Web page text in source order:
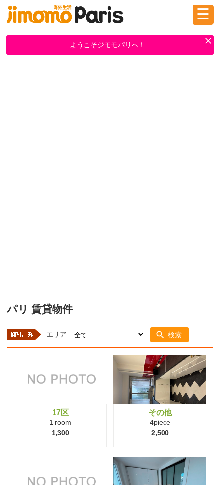
ログイン 新規登録
☰
ようこそジモモパリへ！
パリ 賃貸物件
エリア 検索
17区
1 room
1,300
その他
4piece
2,500